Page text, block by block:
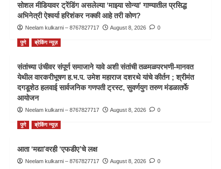
सोशल मीडियावर ट्रेंडिंग असलेल्या ‘माझ्या सोन्या’ गाण्यातील प्रसिद्ध
अभिनेत्री ऐश्वर्या हरिशंकर नक्की आहे तरी कोण?
Neelam kulkarni – 8767827717 August 8, 2026 0
पुणे ब्रेकिंग न्यूज़
संतांच्या उंचीवर संपूर्ण समाजाने यावे अशी संतांची तळमळपरभणी-मानवत
येथील वारकरीभूषण ह.भ.प. उमेश महाराज दशरथे यांचे कीर्तन ; श्रीमंत
दगडूशेठ हलवाई सार्वजनिक गणपती ट्रस्ट, सुवर्णयुग तरुण मंडळातर्फे
आयोजन
Neelam kulkarni – 8767827717 August 8, 2026 0
पुणे ब्रेकिंग न्यूज़
आता ‘मद्या’वरही ‘एफडीए’चे लक्ष
Neelam kulkarni – 8767827717 August 8, 2026 0